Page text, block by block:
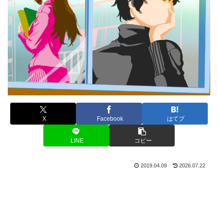
X Facebook はてブ
LINE コピー
2019.04.09 2026.07.22